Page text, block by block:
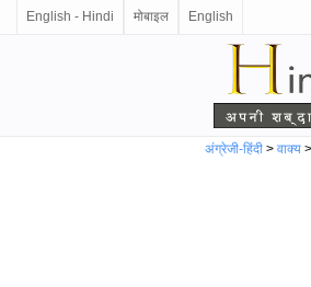
English - Hindi मोबाइल English
अंग्रेजी-हिंदी > वाक्य >